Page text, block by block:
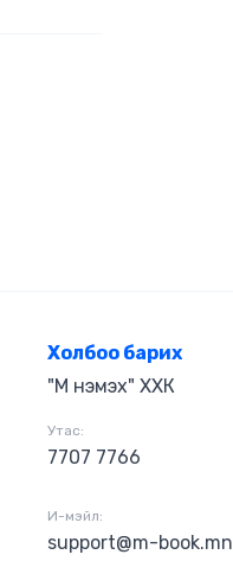
Холбоо барих
"М нэмэх" ХХК
Утас:
7707 7766
И-мэйл:
support@m-book.mn